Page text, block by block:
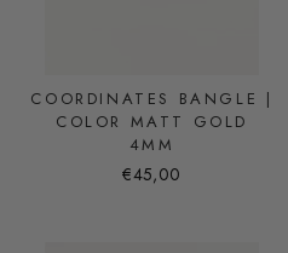
COORDINATES BANGLE |
COLOR MATT GOLD
4MM
€45,00